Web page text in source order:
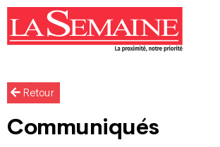
Retour
Communiqués